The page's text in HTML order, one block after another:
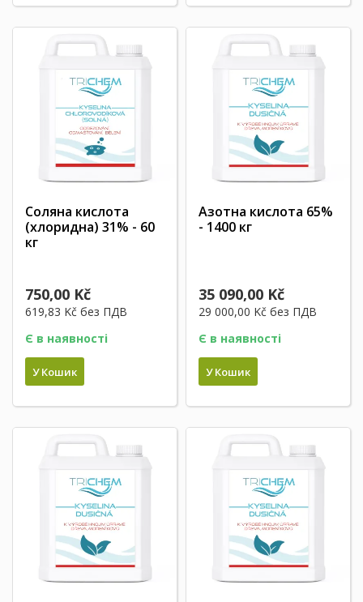
Соляна кислота
(хлоридна) 31% - 60
кг
750,00 Kč
619,83 Kč без ПДВ
Є в наявності
У Кошик
Азотна кислота 65%
- 1400 кг
35 090,00 Kč
29 000,00 Kč без ПДВ
Є в наявності
У Кошик